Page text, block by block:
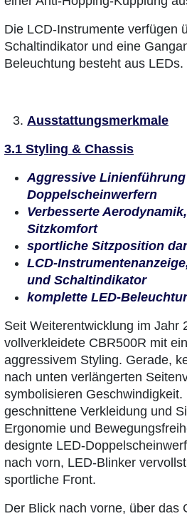
Die LCD-Instrumente verfügen
Schaltindikator und eine
Beleuchtung besteht aus LEDs.
Ausstattungsmerkmale
3.1 Styling & Chassis
Aggressive
Doppelscheinwerfern
Verbesserte
Sitzkomfort
sportliche Sitzposition
LCD-
und Schaltindikator
komplette LED-
Seit Weiterentwicklung im Jahr
vollverkleidete CBR500R mit
aggressivem Styling. Gerade,
nach unten verlängerten
symbolisieren Geschwindigkeit.
geschnittene Verkleidung und
Ergonomie und
designte LED-
nach vorn, LED-Blinker
sportliche Front.
Der Blick nach vorne, über das